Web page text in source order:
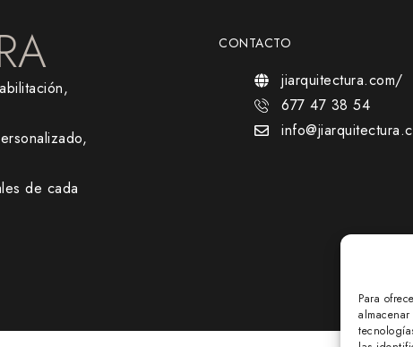
Para
de cada
CONTACTO
jiarquitectura.com/
677 47 38 54